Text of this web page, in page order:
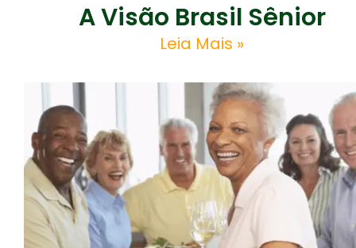
A Visão Brasil Sênior
Leia Mais »